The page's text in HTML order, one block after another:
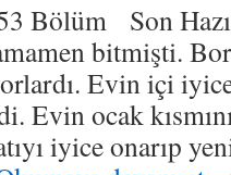
53 Bölüm Son
bitmişti.
Evin içi
Evin ocak
iyice onarıp